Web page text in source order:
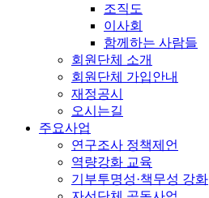
조직도
이사회
함께하는 사람들
회원단체 소개
회원단체 가입안내
재정공시
오시는길
주요사업
연구조사 정책제언
역량강화 교육
기부투명성·책무성 강화